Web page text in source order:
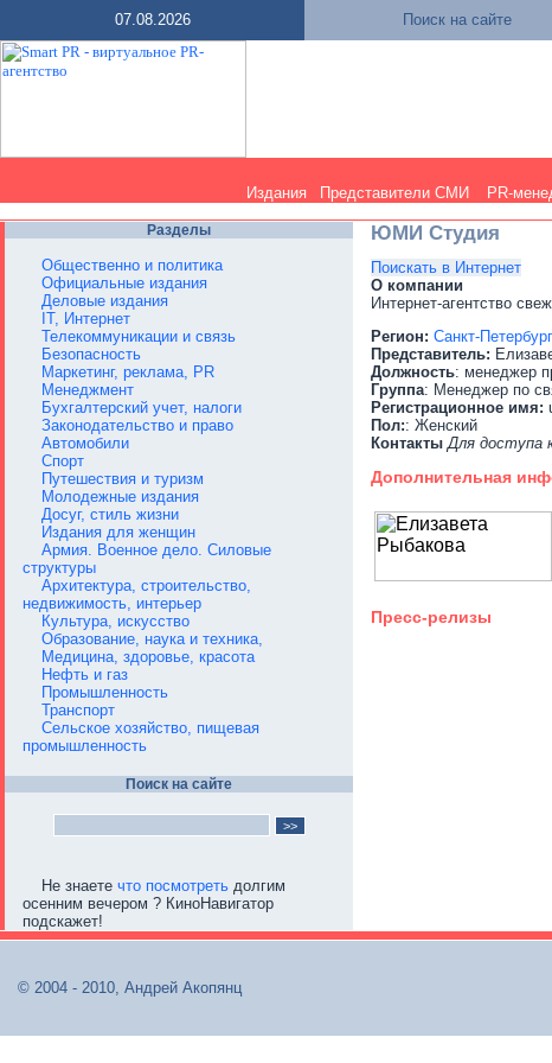
07.08.2026 Поиск на сайте
Издания Представители СМИ PR-
Разделы
Общественно и политика
Официальные издания
Деловые издания
IT, Интернет
Телекоммуникации и связь
Безопасность
Маркетинг, реклама, PR
Менеджмент
Бухгалтерский учет, налоги
Законодательство и право
Автомобили
Спорт
Путешествия и туризм
Молодежные издания
Досуг, стиль жизни
Издания для женщин
Армия. Военное дело. Силовые
структуры
Архитектура, строительство,
недвижимость, интерьер
Культура, искусство
Образование, наука и техника,
Медицина, здоровье, красота
Нефть и газ
Промышленность
Транспорт
Сельское хозяйство, пищевая
промышленность
Поиск на сайте
Не знаете что посмотреть долгим
осенним вечером ? КиноНавигатор
подскажет!
ЮМИ Студия
Поискать в Интернет
О компании
Интернет-агентство
Регион: Санкт-Петербург
Представитель:
Должность: менеджер
Группа: Менеджер по
Регистрационное имя:
Пол:: Женский
Контакты Для доступа
Дополнительная
Пресс-релизы
© 2004 - 2010, Андрей Акопянц